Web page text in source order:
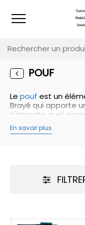
POUF
Le pouf est un
Brayé qui apporte
n'importe quel
chambre à
le pouf est un choix
utilisé comme
d'appoint ou
Son design
vos pieds après
En savoir plus